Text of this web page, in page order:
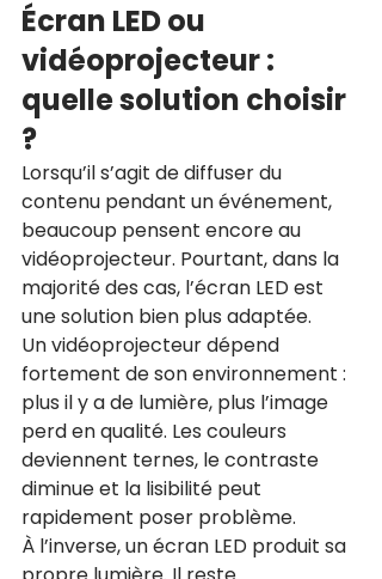
Écran LED ou
vidéoprojecteur :
quelle solution choisir
?
Lorsqu’il s’agit de diffuser du
contenu pendant un événement,
beaucoup pensent encore au
vidéoprojecteur. Pourtant, dans la
majorité des cas, l’écran LED est
une solution bien plus adaptée.
Un vidéoprojecteur dépend
fortement de son environnement :
plus il y a de lumière, plus l’image
perd en qualité. Les couleurs
deviennent ternes, le contraste
diminue et la lisibilité peut
rapidement poser problème.
À l’inverse, un écran LED produit sa